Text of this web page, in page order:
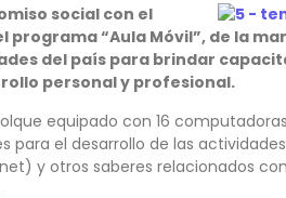
social con el
“Aula Móvil”, de la
del país para brindar
personal y profesional.
equipado con 16
para el desarrollo de las
y otros saberes relacionados